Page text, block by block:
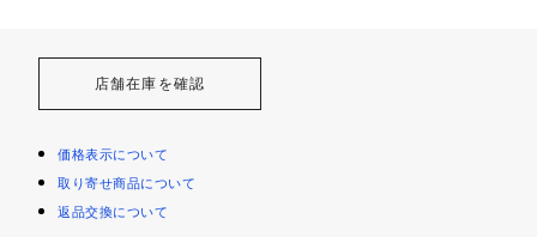
店舗在庫を確認
価格表示について
取り寄せ商品について
返品交換について